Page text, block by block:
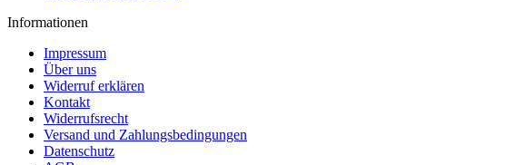
Informationen
Impressum
Über uns
Widerruf erklären
Kontakt
Widerrufsrecht
Versand und Zahlungsbedingungen
Datenschutz